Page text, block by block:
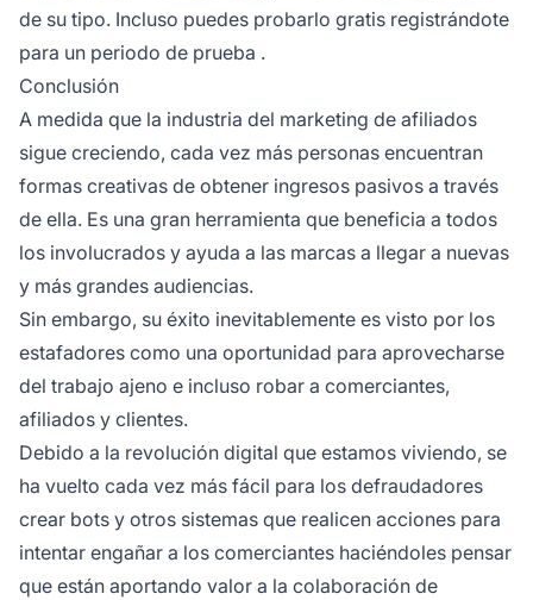
de su tipo. Incluso puedes probarlo gratis registrándote
para un periodo de prueba .
Conclusión
A medida que la industria del marketing de afiliados
sigue creciendo, cada vez más personas encuentran
formas creativas de obtener ingresos pasivos a través
de ella. Es una gran herramienta que beneficia a todos
los involucrados y ayuda a las marcas a llegar a nuevas
y más grandes audiencias.
Sin embargo, su éxito inevitablemente es visto por los
estafadores como una oportunidad para aprovecharse
del trabajo ajeno e incluso robar a comerciantes,
afiliados y clientes.
Debido a la revolución digital que estamos viviendo, se
ha vuelto cada vez más fácil para los defraudadores
crear bots y otros sistemas que realicen acciones para
intentar engañar a los comerciantes haciéndoles pensar
que están aportando valor a la colaboración de